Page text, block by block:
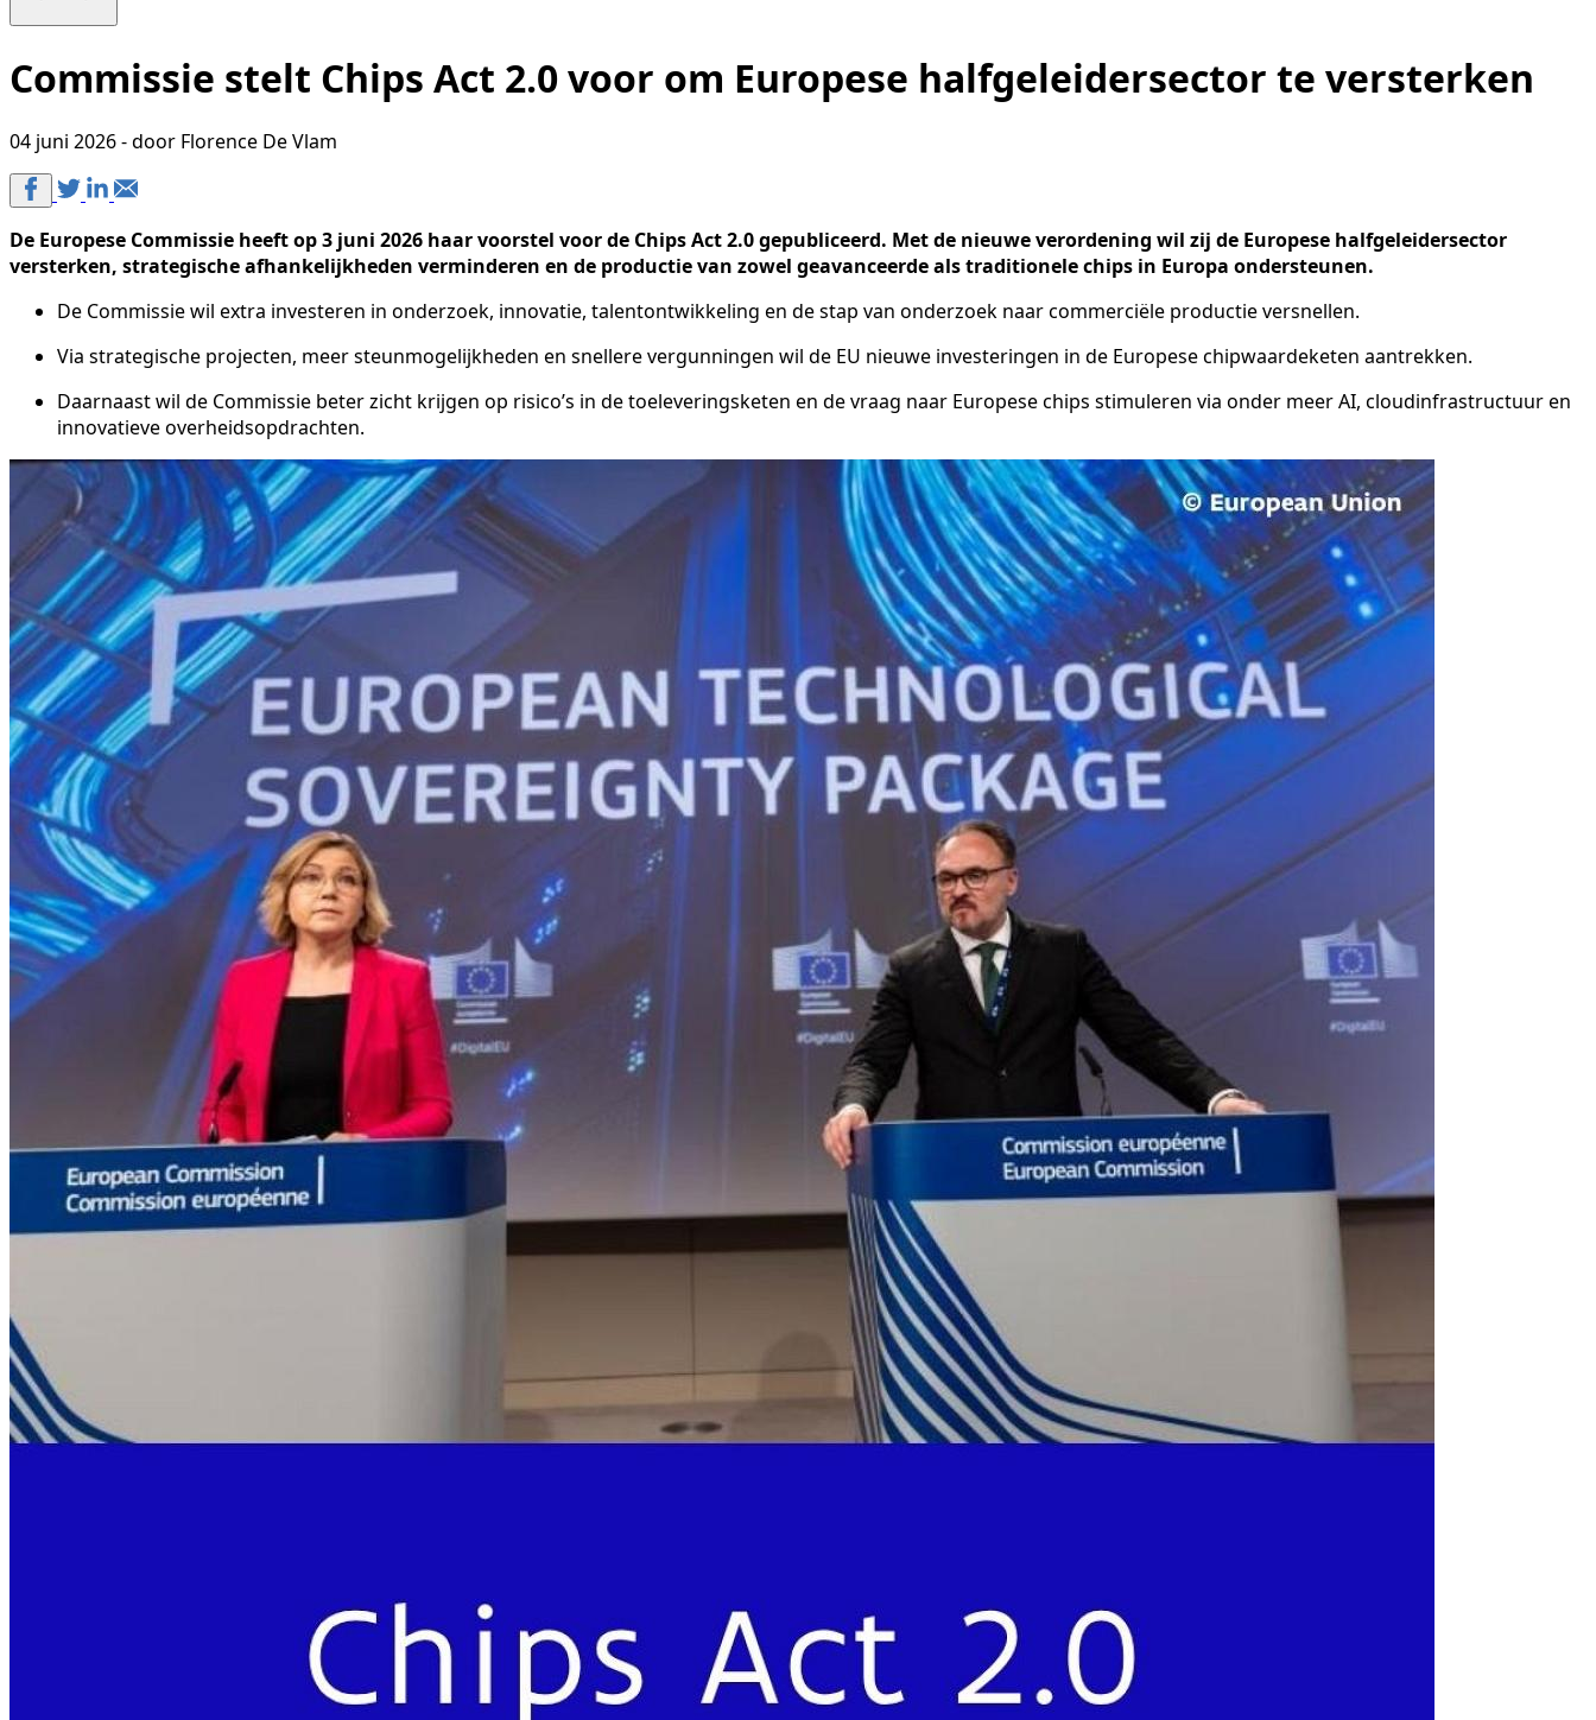
Commissie stelt Chips Act 2.0 voor om Europese halfgeleidersector te versterken
04 juni 2026 - door Florence De Vlam
De Europese Commissie heeft op 3 juni 2026 haar voorstel voor de Chips Act 2.0 gepubliceerd. Met de nieuwe verordening wil zij de Europese halfgeleidersector
versterken, strategische afhankelijkheden verminderen en de productie van zowel geavanceerde als traditionele chips in Europa ondersteunen.
De Commissie wil extra investeren in onderzoek, innovatie, talentontwikkeling en de stap van onderzoek naar commerciële productie versnellen.
Via strategische projecten, meer steunmogelijkheden en snellere vergunningen wil de EU nieuwe investeringen in de Europese chipwaardeketen aantrekken.
Daarnaast wil de Commissie beter zicht krijgen op risico’s in de toeleveringsketen en de vraag naar Europese chips stimuleren via onder meer AI, cloudinfrastructuur en
innovatieve overheidsopdrachten.